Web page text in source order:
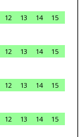
12 13 14
15
12 13 14
15
12 13 14
15
12 13 14
15